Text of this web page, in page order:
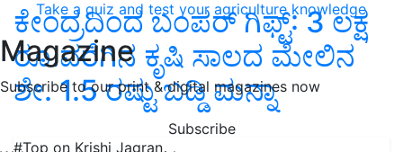
Take a quiz and test your agriculture knowledge
Magazine
Subscribe to our print & digital magazines now
Subscribe
ಕೇಂದ್ರದಿಂದ ಬಂಪರ್‌ ಗಿಫ್ಟ್‌: 3 ಲಕ್ಷ
ರೂ.ವರೆಗಿನ ಕೃಷಿ ಸಾಲದ ಮೇಲಿನ
ಶೇ. 1.5 ರಷ್ಟು ಬಡ್ಡಿ ಮನ್ನಾ
#Top on Krishi Jagran